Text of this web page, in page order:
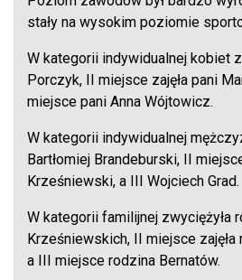
stały na wysokim poziomie
W kategorii indywidualnej kobiet
Porczyk, II miejsce zajęła pani
miejsce pani Anna Wójtowicz.
W kategorii indywidualnej
Bartłomiej Brandeburski, II
Krześniewski, a III Wojciech Grad.
W kategorii familijnej zwyciężyła
Krześniewskich, II miejsce
a III miejsce rodzina Bernatów.